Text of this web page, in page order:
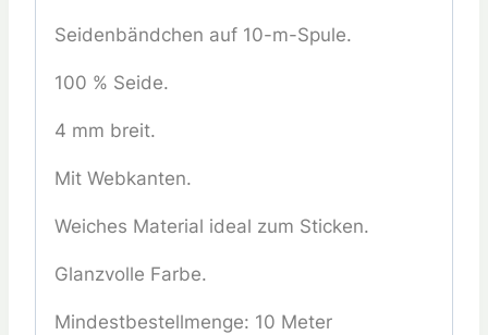
Seidenbändchen auf 10-m-Spule.
100 % Seide.
4 mm breit.
Mit Webkanten.
Weiches Material ideal zum Sticken.
Glanzvolle Farbe.
Mindestbestellmenge: 10 Meter